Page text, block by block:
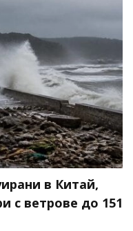
в Китай,
с ветрове до 151